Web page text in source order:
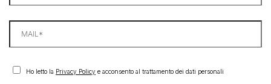
Ho letto la Privacy Policy e acconsento al trattamento dei dati personali